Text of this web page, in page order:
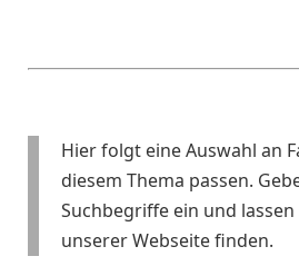
Hier folgt eine Auswahl an
diesem Thema passen.
Suchbegriffe ein und
unserer Webseite finden.